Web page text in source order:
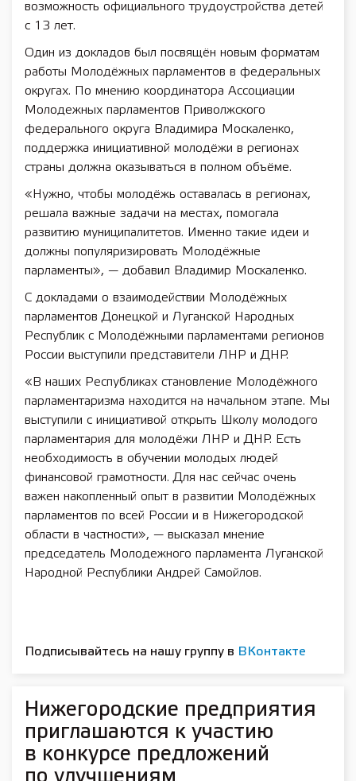
возможность официального трудоустройства детей
с 13 лет.
Один из докладов был посвящён новым форматам
работы Молодёжных парламентов в федеральных
округах. По мнению координатора Ассоциации
Молодежных парламентов Приволжского
федерального округа Владимира Москаленко,
поддержка инициативной молодёжи в регионах
страны должна оказываться в полном объёме.
«Нужно, чтобы молодёжь оставалась в регионах,
решала важные задачи на местах, помогала
развитию муниципалитетов. Именно такие идеи и
должны популяризировать Молодёжные
парламенты», — добавил Владимир Москаленко.
С докладами о взаимодействии Молодёжных
парламентов Донецкой и Луганской Народных
Республик с Молодёжными парламентами регионов
России выступили представители ЛНР и ДНР.
«В наших Республиках становление Молодёжного
парламентаризма находится на начальном этапе. Мы
выступили с инициативой открыть Школу молодого
парламентария для молодёжи ЛНР и ДНР. Есть
необходимость в обучении молодых людей
финансовой грамотности. Для нас сейчас очень
важен накопленный опыт в развитии Молодёжных
парламентов по всей России и в Нижегородской
области в частности», — высказал мнение
председатель Молодежного парламента Луганской
Народной Республики Андрей Самойлов.
Подписывайтесь на нашу группу в ВКонтакте
Нижегородские предприятия
приглашаются к участию
в конкурсе предложений
по улучшениям